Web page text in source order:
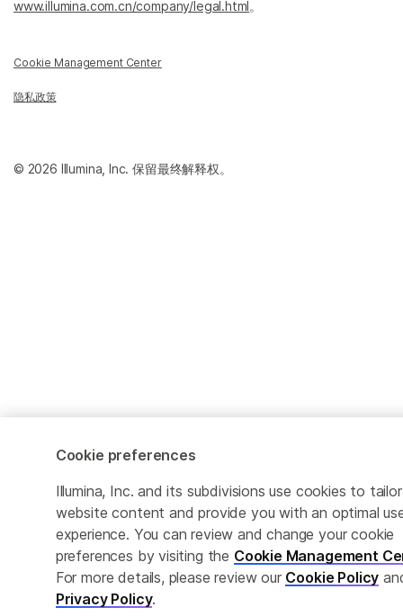
www.illumina.com.cn/company/legal.html。
Cookie Management Center
隐私政策
© 2026 Illumina, Inc. 保留最终解释权。
Cookie preferences
Illumina, Inc. and its subdivisions use cookies to tailor
website content and provide you with an optimal
experience. You can review and change your cookie
preferences by visiting the Cookie Management
For more details, please review our Cookie Policy
Privacy Policy.